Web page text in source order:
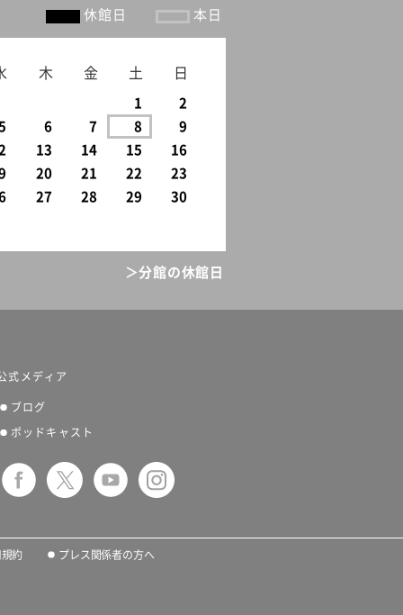
休館日 本日
木 金 土 日
1
2
6 7 8
9
13 14 15
16
20 21 22
23
27 28 29 30
＞分館の休館日
式メディア
ブログ
ポッドキャスト
約 プレス関係者の方へ